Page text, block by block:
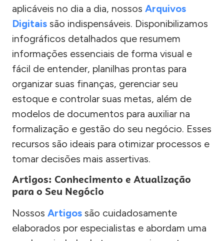
aplicáveis no dia a dia, nossos Arquivos
Digitais são indispensáveis. Disponibilizamos
infográficos detalhados que resumem
informações essenciais de forma visual e
fácil de entender, planilhas prontas para
organizar suas finanças, gerenciar seu
estoque e controlar suas metas, além de
modelos de documentos para auxiliar na
formalização e gestão do seu negócio. Esses
recursos são ideais para otimizar processos e
tomar decisões mais assertivas.
Artigos: Conhecimento e Atualização
para o Seu Negócio
Nossos Artigos são cuidadosamente
elaborados por especialistas e abordam uma